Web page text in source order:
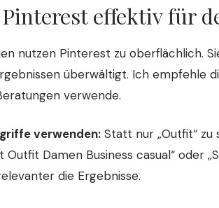
effektiv für
nutzen Pinterest zu oberflächlich.
überwältigt. Ich empfehle
verwende.
verwenden: Statt nur „Outfit“
Outfit Damen Business casual“ oder
die Ergebnisse.